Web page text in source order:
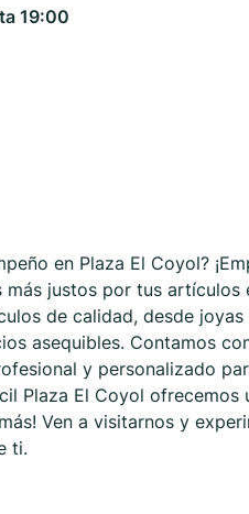
19:00
en Plaza El Coyol?
justos por tus artículos
de calidad, desde
asequibles. Contamos
y personalizado
Plaza El Coyol
Ven a visitarnos y
ti.